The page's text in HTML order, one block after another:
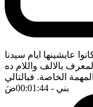
عايشينها ايام سيدنا
بالالف واللام ده
الخاصة. فبالتالي
بني - 00:01:44 ضَ